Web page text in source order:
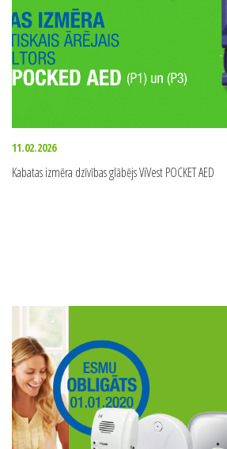
11.02.2026
Kabatas izmēra dzīvības glābējs ViVest POCKET AED